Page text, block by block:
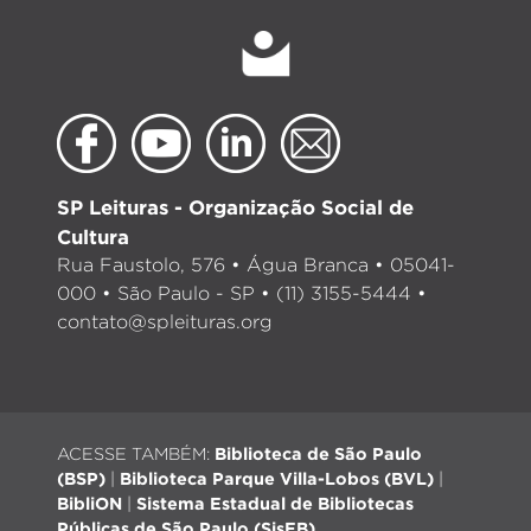
SP Leituras - Organização Social de
Cultura
Rua Faustolo, 576 • Água Branca • 05041-
000 • São Paulo - SP • (11) 3155-5444 •
contato@spleituras.org
ACESSE TAMBÉM: Biblioteca de São Paulo
(BSP)
Biblioteca Parque Villa-Lobos (BVL)
BibliON
Sistema Estadual de Bibliotecas